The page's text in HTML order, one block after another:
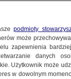
podmioty
może
zapewnienia
danych
Użytkownik może
w dowolnym